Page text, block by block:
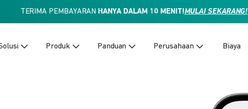
TERIMA PEMBAYARAN HANYA DALAM 10 MENIT!MULAI SEKARANG!
Produk Panduan Perusahaan Biaya